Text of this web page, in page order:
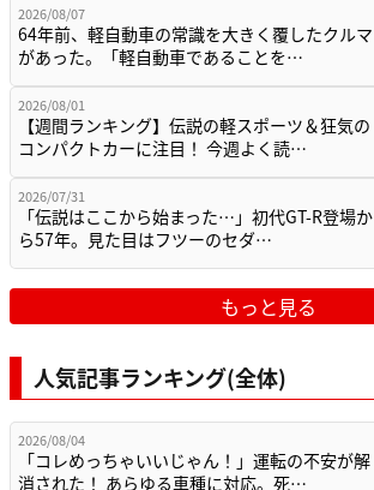
2026/08/07
64年前、軽自動車の常識を大きく覆したクルマ
があった。「軽自動車であることを…
2026/08/01
【週間ランキング】伝説の軽スポーツ＆狂気の
コンパクトカーに注目！ 今週よく読…
2026/07/31
「伝説はここから始まった…」初代GT-R登場か
ら57年。見た目はフツーのセダ…
もっと見る
人気記事ランキング(全体)
2026/08/04
「コレめっちゃいいじゃん！」運転の不安が解
消された！ あらゆる車種に対応。死…